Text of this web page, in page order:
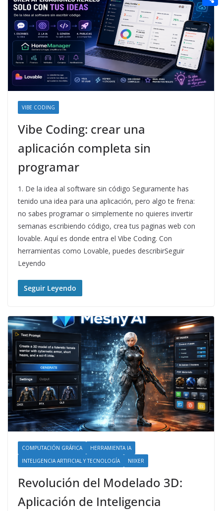
VIBE CODING
Vibe Coding: crear una
aplicación completa sin
programar
1. De la idea al software sin código Seguramente has
tenido una idea para una aplicación, pero algo te frena:
no sabes programar o simplemente no quieres invertir
semanas escribiendo código, crea tus paginas web con
lovable. Aquí es donde entra el Vibe Coding. Con
herramientas como Lovable, puedes describirSeguir
Leyendo
Seguir Leyendo
COMPUTACIÓN GRÁFICA
HERRAMIENTA IA
INTELIGENCIA ARTIFICIAL Y TECNOLOGÍA
NIIXER
Revolución del Modelado 3D:
Aplicación de Inteligencia
n
g
e
r
e
r
e
r
e
s
t
a
i
l
e
d
d
i
C
o
m
p
a
r